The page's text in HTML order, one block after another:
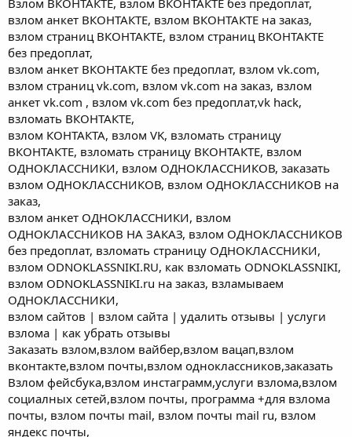
взлом анкет ВКОНТАКТЕ, взлом ВКОНТАКТЕ на заказ,
взлом страниц ВКОНТАКТЕ, взлом страниц ВКОНТАКТЕ
без предоплат,
взлом анкет ВКОНТАКТЕ без предоплат, взлом vk.com,
взлом страниц vk.com, взлом vk.com на заказ, взлом
анкет vk.com , взлом vk.com без предоплат,vk hack,
взломать ВКОНТАКТЕ,
взлом КОНТАКТА, взлом VK, взломать страницу
ВКОНТАКТЕ, взломать страницу ВКОНТАКТЕ, взлом
ОДНОКЛАССНИКИ, взлом ОДНОКЛАССНИКОВ, заказать
взлом ОДНОКЛАССНИКОВ, взлом ОДНОКЛАССНИКОВ на
заказ,
взлом анкет ОДНОКЛАССНИКИ, взлом
ОДНОКЛАССНИКОВ НА ЗАКАЗ, взлом ОДНОКЛАССНИКОВ
без предоплат, взломать страницу ОДНОКЛАССНИКИ,
взлом ODNOKLASSNIKI.RU, как взломать ODNOKLASSNIKI,
взлом ODNOKLASSNIKI.ru на заказ, взламываем
ОДНОКЛАССНИКИ,
взлом сайтов | взлом сайта | удалить отзывы | услуги
взлома | как убрать отзывы
Заказать взлом,взлом вайбер,взлом вацап,взлом
вконтакте,взлом почты,взлом одноклассников,заказать
Взлом фейсбука,взлом инстаграмм,услуги взлома,взлом
социалных сетей,взлом почты, программа +для взлома
почты, взлом почты mail, взлом почты mail ru, взлом
яндекс почты,